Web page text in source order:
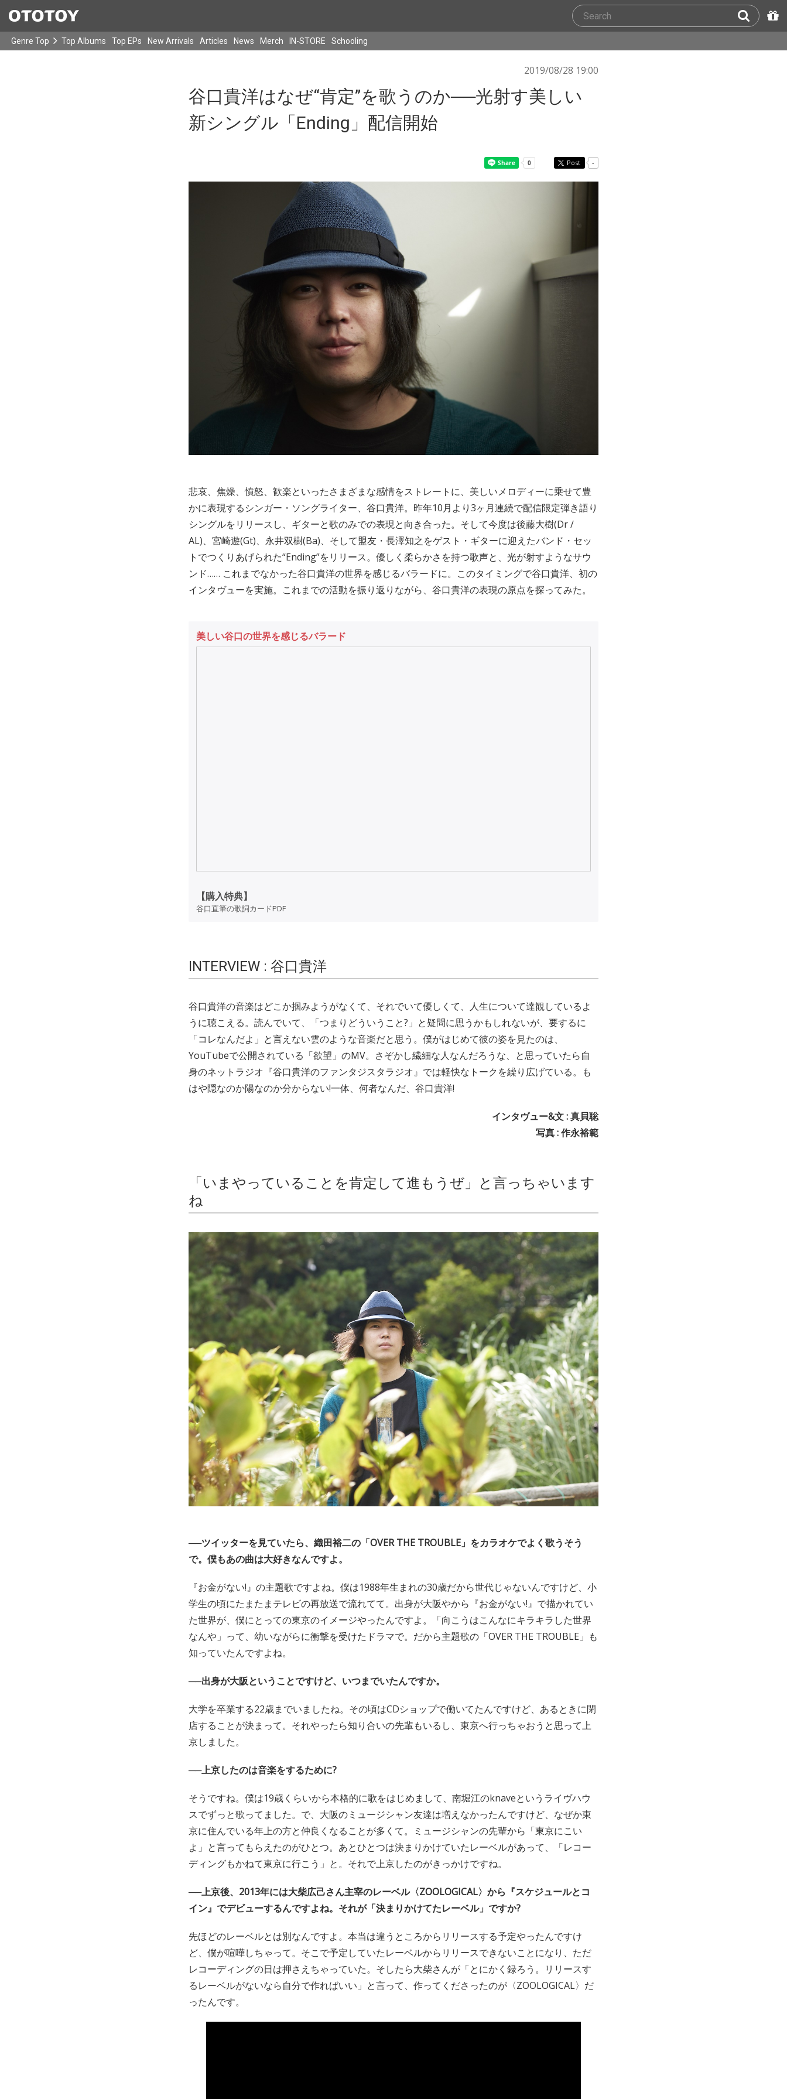
Genre Top Top Albums Top EPs New Arrivals Articles News Merch IN-STORE Schooling
2019/08/28 19:00
谷口貴洋はなぜ“肯定”を歌うのか──光射す美しい
新シングル「Ending」配信開始
Post -
悲哀、焦燥、憤怒、歓楽といったさまざまな感情をストレートに、美しいメロディーに乗せて豊
かに表現するシンガー・ソングライター、谷口貴洋。昨年10月より3ヶ月連続で配信限定弾き語り
シングルをリリースし、ギターと歌のみでの表現と向き合った。そして今度は後藤大樹(Dr /
AL)、宮崎遊(Gt)、永井双樹(Ba)、そして盟友・長澤知之をゲスト・ギターに迎えたバンド・セッ
トでつくりあげられた“Ending”をリリース。優しく柔らかさを持つ歌声と、光が射すようなサウ
ンド…… これまでなかった谷口貴洋の世界を感じるバラードに。このタイミングで谷口貴洋、初の
インタヴューを実施。これまでの活動を振り返りながら、谷口貴洋の表現の原点を探ってみた。
美しい谷口の世界を感じるバラード
【購入特典】
谷口直筆の歌詞カードPDF
INTERVIEW : 谷口貴洋
谷口貴洋の音楽はどこか掴みようがなくて、それでいて優しくて、人生について達観しているよ
うに聴こえる。読んでいて、「つまりどういうこと?」と疑問に思うかもしれないが、要するに
「コレなんだよ」と言えない雲のような音楽だと思う。僕がはじめて彼の姿を見たのは、
YouTubeで公開されている「欲望」のMV。さぞかし繊細な人なんだろうな、と思っていたら自
身のネットラジオ『谷口貴洋のファンタジスタラジオ』では軽快なトークを繰り広げている。も
はや隠なのか陽なのか分からない!一体、何者なんだ、谷口貴洋!
インタヴュー&文 : 真貝聡
写真 : 作永裕範
「いまやっていることを肯定して進もうぜ」と言っちゃいます
ね
──ツイッターを見ていたら、織田裕二の「OVER THE TROUBLE」をカラオケでよく歌うそう
で。僕もあの曲は大好きなんですよ。
『お金がない!』の主題歌ですよね。僕は1988年生まれの30歳だから世代じゃないんですけど、小
学生の頃にたまたまテレビの再放送で流れてて。出身が大阪やから『お金がない!』で描かれてい
た世界が、僕にとっての東京のイメージやったんですよ。「向こうはこんなにキラキラした世界
なんや」って、幼いながらに衝撃を受けたドラマで。だから主題歌の「OVER THE TROUBLE」も
知っていたんですよね。
──出身が大阪ということですけど、いつまでいたんですか。
大学を卒業する22歳までいましたね。その頃はCDショップで働いてたんですけど、あるときに閉
店することが決まって。それやったら知り合いの先輩もいるし、東京へ行っちゃおうと思って上
京しました。
──上京したのは音楽をするために?
そうですね。僕は19歳くらいから本格的に歌をはじめまして、南堀江のknaveというライヴハウ
スでずっと歌ってました。で、大阪のミュージシャン友達は増えなかったんですけど、なぜか東
京に住んでいる年上の方と仲良くなることが多くて。ミュージシャンの先輩から「東京にこい
よ」と言ってもらえたのがひとつ。あとひとつは決まりかけていたレーベルがあって、「レコー
ディングもかねて東京に行こう」と。それで上京したのがきっかけですね。
──上京後、2013年には大柴広己さん主宰のレーベル〈ZOOLOGICAL〉から『スケジュールとコ
イン』でデビューするんですよね。それが「決まりかけてたレーベル」ですか?
先ほどのレーベルとは別なんですよ。本当は違うところからリリースする予定やったんですけ
ど、僕が喧嘩しちゃって。そこで予定していたレーベルからリリースできないことになり、ただ
レコーディングの日は押さえちゃっていた。そしたら大柴さんが「とにかく録ろう。リリースす
るレーベルがないなら自分で作ればいい」と言って、作ってくださったのが〈ZOOLOGICAL〉だ
ったんです。